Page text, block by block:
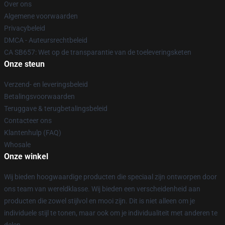
Over ons
Algemene voorwaarden
Privacybeleid
DMCA - Auteursrechtbeleid
CA SB657: Wet op de transparantie van de toeleveringsketen
Onze steun
Verzend- en leveringsbeleid
Betalingsvoorwaarden
Teruggave & terugbetalingsbeleid
Contacteer ons
Klantenhulp (FAQ)
Whosale
Onze winkel
Wij bieden hoogwaardige producten die speciaal zijn ontworpen door
ons team van wereldklasse. Wij bieden een verscheidenheid aan
producten die zowel stijlvol en mooi zijn. Dit is niet alleen om je
individuele stijl te tonen, maar ook om je individualiteit met anderen te